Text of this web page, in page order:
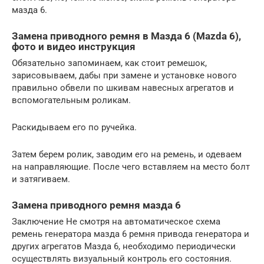
мазда 6.
Замена приводного ремня в Мазда 6 (Mazda 6),
фото и видео инструкция
Обязательно запоминаем, как стоит ремешок,
зарисовываем, дабы при замене и установке нового
правильно обвели по шкивам навесных агрегатов и
вспомогательным роликам.
Раскидываем его по ручейка.
Затем берем ролик, заводим его на ремень, и одеваем
на направляющие. После чего вставляем на место болт
и затягиваем.
Замена приводного ремня мазда 6
Заключение Не смотря на автоматическое схема
ремень генератора мазда 6 ремня привода генератора и
других агрегатов Мазда 6, необходимо периодически
осуществлять визуальный контроль его состояния.